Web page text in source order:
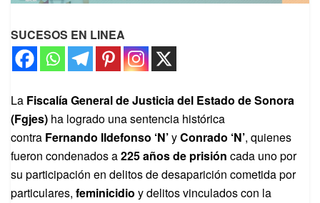
SUCESOS EN LINEA
La Fiscalía General de Justicia del Estado de Sonora
(Fgjes) ha logrado una sentencia histórica
contra Fernando Ildefonso ‘N’yConrado ‘N’, quienes
fueron condenados a225 años de prisión cada uno por
su participación en delitos de desaparición cometida por
particulares, feminicidio y delitos vinculados con la